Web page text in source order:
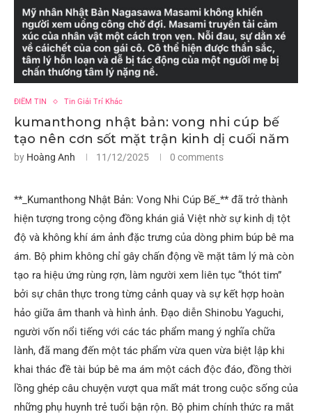
ĐIỂM TIN Tin Giải Trí Khác
kumanthong nhật bản: vong nhi cúp bế
tạo nên cơn sốt mặt trận kinh dị cuối năm
by Hoàng Anh 11/12/2025 0 comments
**_Kumanthong Nhật Bản: Vong Nhi Cúp Bế_** đã trở thành
hiện tượng trong cộng đồng khán giả Việt nhờ sự kinh dị tột
độ và không khí ám ảnh đặc trưng của dòng phim búp bê ma
ám. Bộ phim không chỉ gây chấn động về mặt tâm lý mà còn
tạo ra hiệu ứng rùng rợn, làm người xem liên tục “thót tim”
bởi sự chân thực trong từng cảnh quay và sự kết hợp hoàn
hảo giữa âm thanh và hình ảnh. Đạo diễn Shinobu Yaguchi,
người vốn nổi tiếng với các tác phẩm mang ý nghĩa chữa
lành, đã mang đến một tác phẩm vừa quen vừa biệt lập khi
khai thác đề tài búp bê ma ám một cách độc đáo, đồng thời
lồng ghép câu chuyện vượt qua mất mát trong cuộc sống của
những phụ huynh trẻ tuổi bận rộn. Bộ phim chính thức ra mắt